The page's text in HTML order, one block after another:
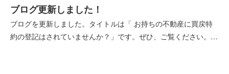
ブログ更新しました！
ブログを更新しました。タイトルは「 お持ちの不動産に買戻特
約の登記はされていませんか？」です。ぜひ、ご覧ください。…